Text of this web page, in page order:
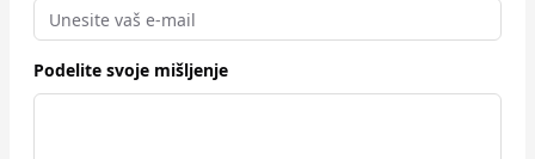
Podelite svoje mišljenje